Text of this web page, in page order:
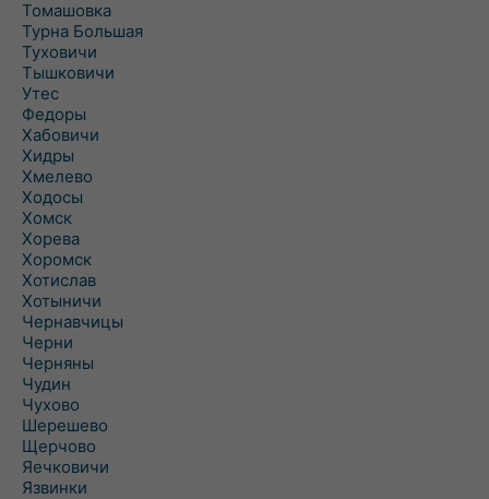
Томашовка
Турна Большая
Туховичи
Тышковичи
Утес
Федоры
Хабовичи
Хидры
Хмелево
Ходосы
Хомск
Хорева
Хоромск
Хотислав
Хотыничи
Чернавчицы
Черни
Черняны
Чудин
Чухово
Шерешево
Щерчово
Яечковичи
Язвинки